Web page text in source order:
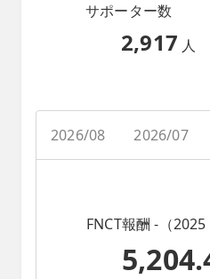
サポーター数
2,917 人
2026/08 2026/07
FNCT報酬 -（2025